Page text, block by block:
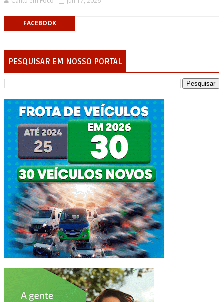
FACEBOOK
PESQUISAR EM NOSSO PORTAL